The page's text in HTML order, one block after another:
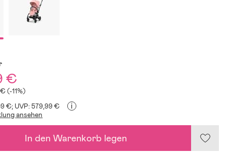
€
(-11%)
€; UVP: 579,99 € i
ansehen
In den Warenkorb legen